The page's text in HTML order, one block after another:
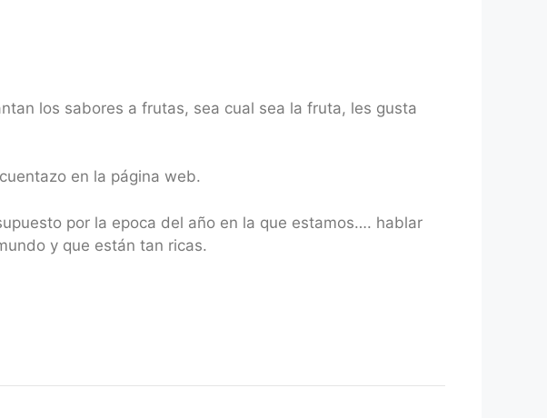
los sabores a frutas, sea cual sea la fruta, les gusta
en la página web.
por la epoca del año en la que estamos…. hablar
y que están tan ricas.